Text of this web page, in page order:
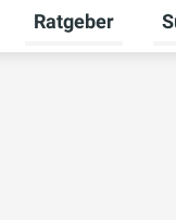
umschalten
Untermenü für
Ratgeber